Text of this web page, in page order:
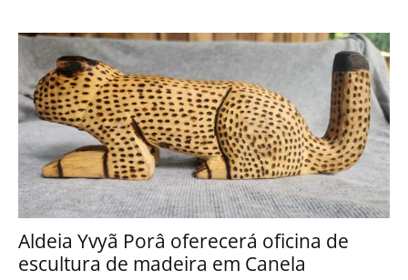
Aldeia Yvyã Porâ oferecerá oficina de
escultura de madeira em Canela